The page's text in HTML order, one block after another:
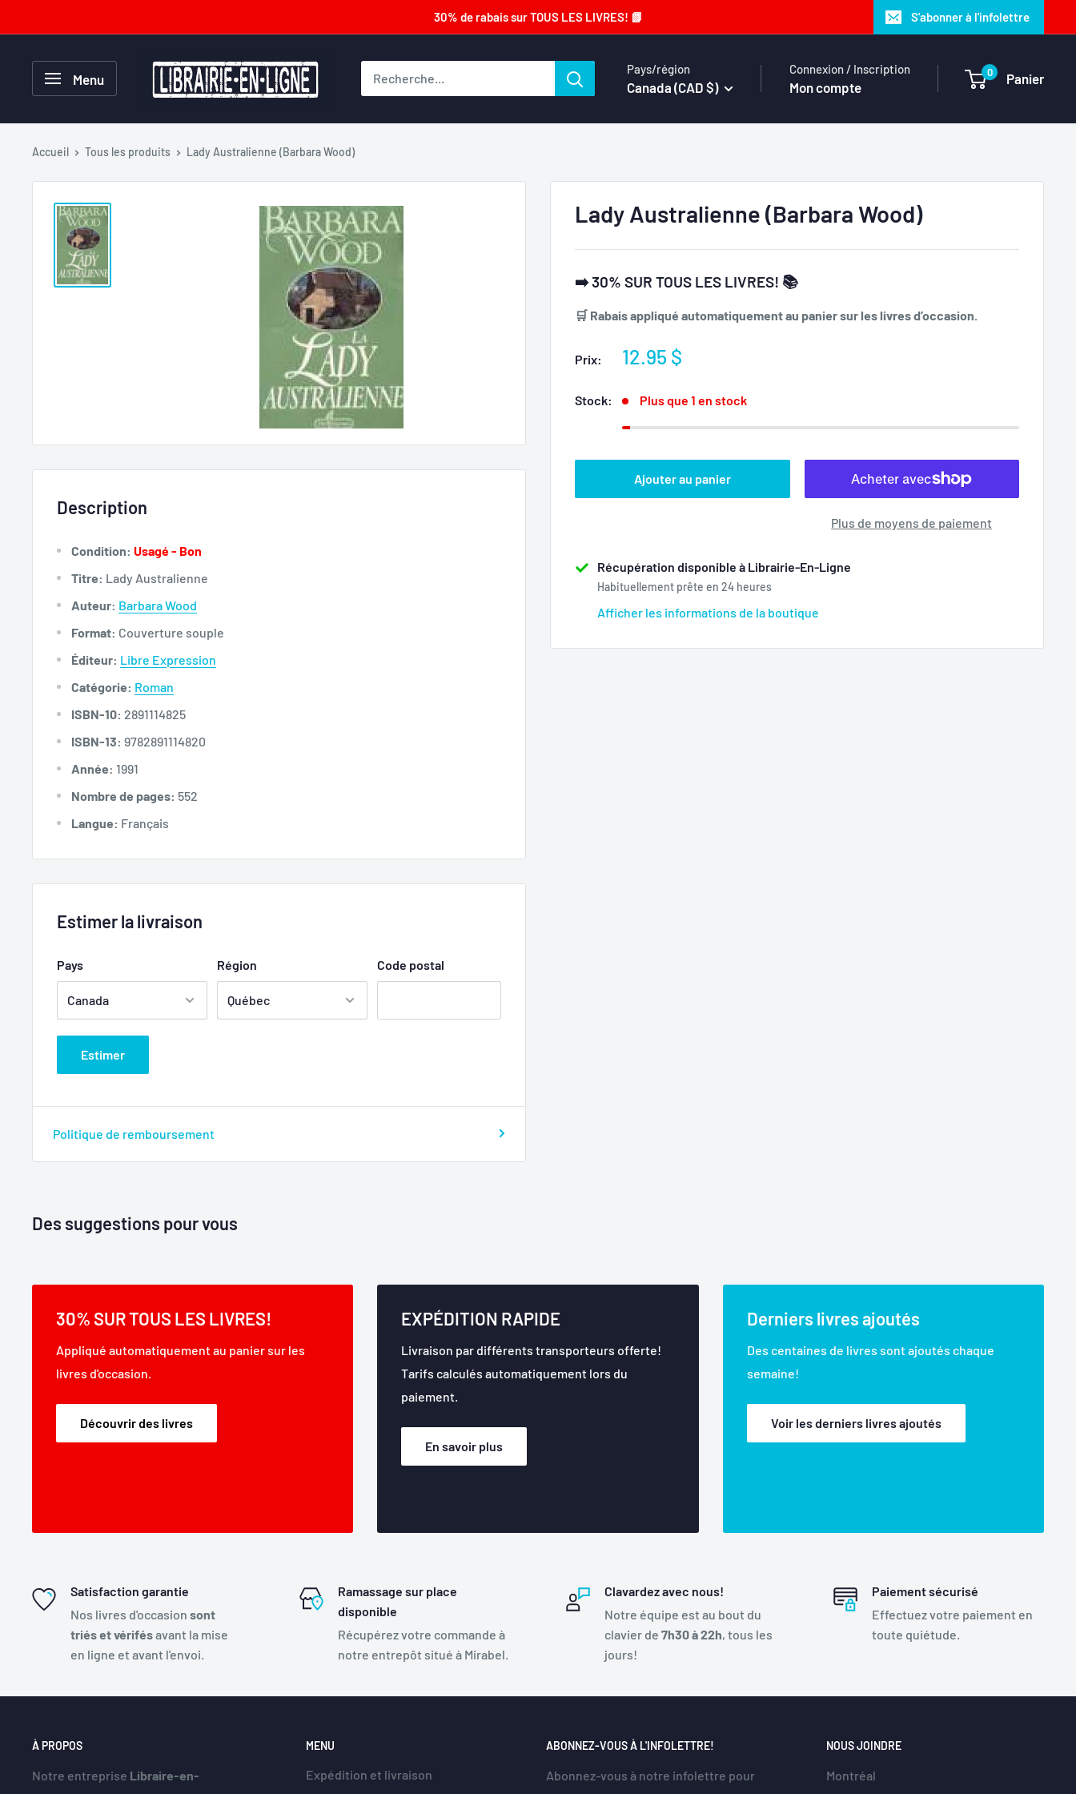
au
contenu
30% de rabais sur TOUS LES LIVRES! 📗 S'abonner à l'infolettre
Menu
Librairie-
en-
Pays/région
Canada (CAD $)
Connexion / Inscription
Mon compte
0 Panier
Accueil Tous les produits Lady Australienne (Barbara Wood)
Lady Australienne (Barbara Wood)
➡️ 30% SUR TOUS LES LIVRES! 📚
🛒 Rabais appliqué automatiquement au panier sur les livres d’occasion.
Prix:
Prix
12.95 $
Stock: Plus que 1 en stock
Ajouter au panier
Plus de moyens de paiement
Récupération disponible à Librairie-En-Ligne
Habituellement prête en 24 heures
Afficher les informations de la boutique
Description
Condition: Usagé - Bon
Titre: Lady Australienne
Auteur: Barbara Wood
Format: Couverture souple
Éditeur: Libre Expression
Catégorie: Roman
ISBN-10: 2891114825
ISBN-13: 9782891114820
Année: 1991
Nombre de pages: 552
Langue: Français
Estimer la livraison
Pays Région Code postal
Estimer
Politique de remboursement
Des suggestions pour vous
30% SUR TOUS LES LIVRES!
Appliqué automatiquement au panier sur les
livres d'occasion.
Découvrir des livres
EXPÉDITION RAPIDE
Livraison par différents transporteurs offerte!
Tarifs calculés automatiquement lors du
paiement.
En savoir plus
Derniers livres ajoutés
Des centaines de livres sont ajoutés chaque
semaine!
Voir les derniers livres ajoutés
Satisfaction garantie
Nos livres d'occasion sont
triés et vérifésavant la mise
en ligne et avant l'envoi.
Ramassage sur place
disponible
Récupérez votre commande à
notre entrepôt situé à Mirabel.
Clavardez avec nous!
Notre équipe est au bout du
clavier de 7h30 à 22h, tous les
jours!
Paiement sécurisé
Effectuez votre paiement en
toute quiétude.
À PROPOS
Notre entreprise Libraire-en-
MENU
Expédition et livraison
ABONNEZ-VOUS À L'INFOLETTRE!
Abonnez-vous à notre infolettre pour
NOUS JOINDRE
Montréal